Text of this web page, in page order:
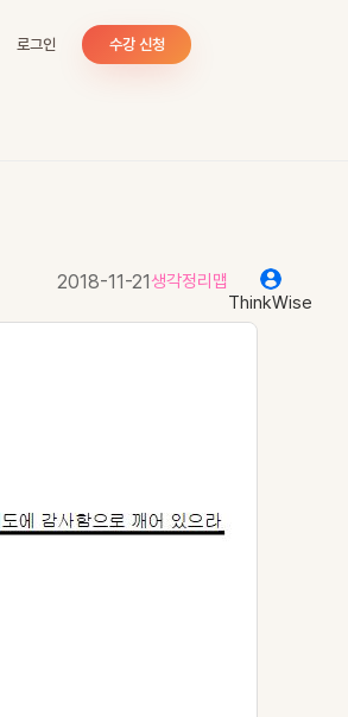
로그인 수강 신청
2018-11-21생각정리맵
ThinkWise